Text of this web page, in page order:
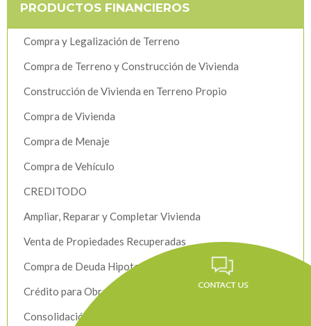
PRODUCTOS FINANCIEROS
Compra y Legalización de Terreno
Compra de Terreno y Construcción de Vivienda
Construcción de Vivienda en Terreno Propio
Compra de Vivienda
Compra de Menaje
Compra de Vehículo
CREDITODO
Ampliar, Reparar y Completar Vivienda
Venta de Propiedades Recuperadas
Compra de Deuda Hipotecaria
Crédito para Obras de Infraestructura
Consolidación de Deudas